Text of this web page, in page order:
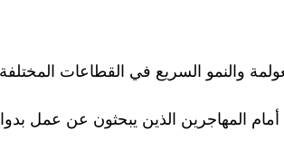
والنمو السريع في القطاعات
جديدة أمام المهاجرين الذين يبحثون عن عمل